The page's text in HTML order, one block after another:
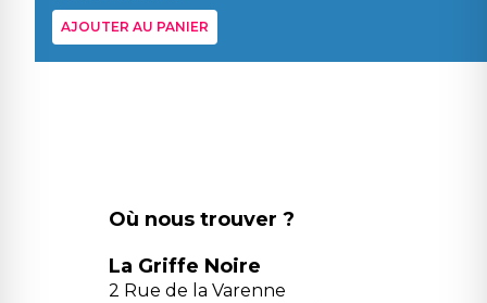
AJOUTER AU PANIER
Où nous trouver ?
La Griffe Noire
2 Rue de la Varenne